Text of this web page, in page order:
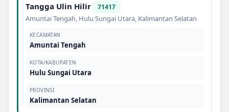
Tangga Ulin Hilir 71417
Amuntai Tengah, Hulu Sungai Utara, Kalimantan Selatan
KECAMATAN
Amuntai Tengah
KOTA/KABUPATEN
Hulu Sungai Utara
PROVINSI
Kalimantan Selatan